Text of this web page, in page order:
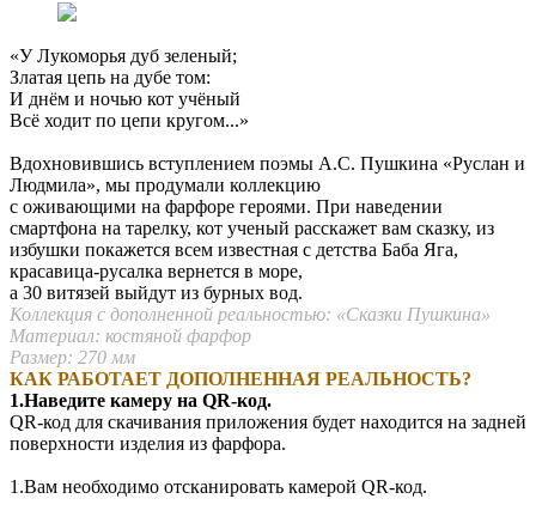
«‎У Лукоморья дуб зеленый;
Златая цепь на дубе том:
И днём и ночью кот учёный
Всё ходит по цепи кругом...»
Вдохновившись вступлением поэмы А.С. Пушкина «Руслан и
Людмила», мы продумали коллекцию
с оживающими на фарфоре героями. При наведении
смартфона на тарелку, кот ученый расскажет вам сказку, из
избушки покажется всем известная с детства Баба Яга,
красавица-русалка вернется в море,
а 30 витязей выйдут из бурных вод.
Коллекция с дополненной реальностью: «Сказки Пушкина‎»
Материал: костяной фарфор
Размер: 270 мм
КАК РАБОТАЕТ ДОПОЛНЕННАЯ РЕАЛЬНОСТЬ?
1.Наведите камеру на QR-код.
QR-код для скачивания приложения будет находится на задней
поверхности изделия из фарфора.
1.Вам необходимо отсканировать камерой QR-код.